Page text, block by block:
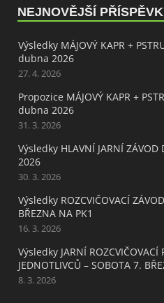
NEJNOVĚJŠÍ
Výsledky MÁJOVÝ KAPR +
dubna 2026
27. 4. 2026
Propozice MÁJOVÝ KAPR +
dubna 2026
31. 3. 2026
Výsledky HLAVNÍ JARNÍ ZÁVOD
2026
30. 3. 2026
Výsledky ROZCVIČOVACÍ
BŘEZNA NA PK1
16. 3. 2026
Výsledky JARNÍ ROZCVIČOVACÍ
JEDNOTLIVCŮ – SOBOTA 7.
8. 3. 2026